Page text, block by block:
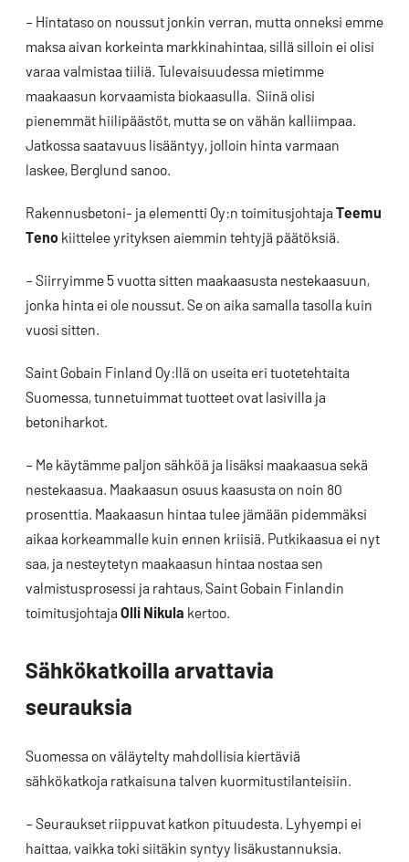
– Hintataso on noussut jonkin verran, mutta onneksi emme
maksa aivan korkeinta markkinahintaa, sillä silloin ei olisi
varaa valmistaa tiiliä. Tulevaisuudessa mietimme
maakaasun korvaamista biokaasulla. Siinä olisi
pienemmät hiilipäästöt, mutta se on vähän kalliimpaa.
Jatkossa saatavuus lisääntyy, jolloin hinta varmaan
laskee, Berglund sanoo.
Rakennusbetoni- ja elementti Oy:n toimitusjohtaja Teemu
Teno kiittelee yrityksen aiemmin tehtyjä päätöksiä.
– Siirryimme 5 vuotta sitten maakaasusta nestekaasuun,
jonka hinta ei ole noussut. Se on aika samalla tasolla kuin
vuosi sitten.
Saint Gobain Finland Oy:llä on useita eri tuotetehtaita
Suomessa, tunnetuimmat tuotteet ovat lasivilla ja
betoniharkot.
– Me käytämme paljon sähköä ja lisäksi maakaasua sekä
nestekaasua. Maakaasun osuus kaasusta on noin 80
prosenttia. Maakaasun hintaa tulee jämään pidemmäksi
aikaa korkeammalle kuin ennen kriisiä. Putkikaasua ei nyt
saa, ja nesteytetyn maakaasun hintaa nostaa sen
valmistusprosessi ja rahtaus, Saint Gobain Finlandin
toimitusjohtaja Olli Nikula kertoo.
Sähkökatkoilla arvattavia
seurauksia
Suomessa on väläytelty mahdollisia kiertäviä
sähkökatkoja ratkaisuna talven kuormitustilanteisiin.
– Seuraukset riippuvat katkon pituudesta. Lyhyempi ei
haittaa, vaikka toki siitäkin syntyy lisäkustannuksia.